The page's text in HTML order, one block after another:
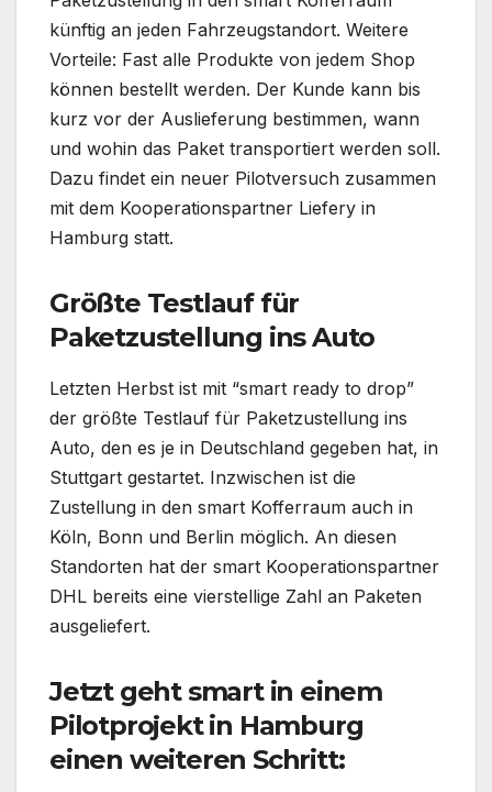
künftig an jeden Fahrzeugstandort. Weitere
Vorteile: Fast alle Produkte von jedem Shop
können bestellt werden. Der Kunde kann bis
kurz vor der Auslieferung bestimmen, wann
und wohin das Paket transportiert werden soll.
Dazu findet ein neuer Pilotversuch zusammen
mit dem Kooperationspartner Liefery in
Hamburg statt.
Größte Testlauf für
Paketzustellung ins Auto
Letzten Herbst ist mit “smart ready to drop”
der größte Testlauf für Paketzustellung ins
Auto, den es je in Deutschland gegeben hat, in
Stuttgart gestartet. Inzwischen ist die
Zustellung in den smart Kofferraum auch in
Köln, Bonn und Berlin möglich. An diesen
Standorten hat der smart Kooperationspartner
DHL bereits eine vierstellige Zahl an Paketen
ausgeliefert.
Jetzt geht smart in einem
Pilotprojekt in Hamburg
einen weiteren Schritt: